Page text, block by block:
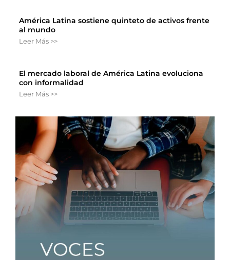
América Latina sostiene quinteto de activos frente
al mundo
Leer Más >>
El mercado laboral de América Latina evoluciona
con informalidad
Leer Más >>